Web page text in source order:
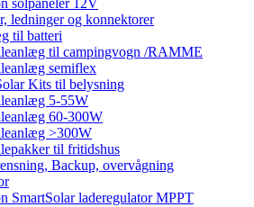
solpaneler 12V
ledninger og konnektorer
til batteri
til campingvogn /RAMME
semiflex
Kits til belysning
5-55W
60-300W
>300W
til fritidshus
Backup, overvågning
SmartSolar laderegulator MPPT